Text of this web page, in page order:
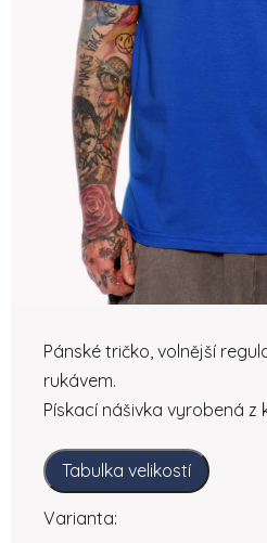
Pánské tričko, volnější
rukávem.
Pískací nášivka vyrobená z
Tabulka velikostí
Varianta: